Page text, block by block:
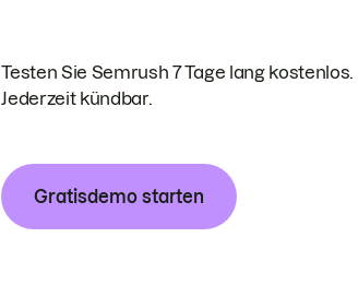
Testen Sie Semrush 7 Tage lang kostenlos.
Jederzeit kündbar.
Gratisdemo starten